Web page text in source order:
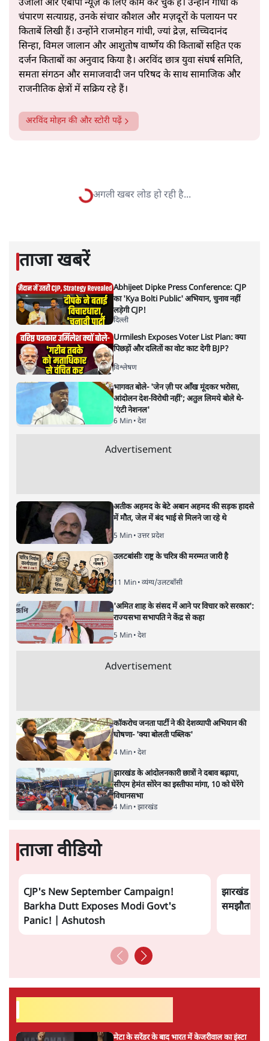
सत्य हिन्दी ऐपडाउनलोडकरें
चालीस वर्षों का अनुभव है। वह जनसत्ता, इंडिया टुडे, हिंदुस्तान, अमर
उजाला और एबीपी न्यूज़ के लिए काम कर चुके हैं। उन्होंने गांधी के
दर्जन किताबों का अनुवाद किया है। अरविंद छात्र युवा संघर्ष समिति,
समता संगठन और समाजवादी जन परिषद के साथ सामाजिक और
राजनीतिक क्षेत्रों में सक्रिय रहे हैं।
अरविंद मोहनकी और स्टोरी पढ़ें
छठे चरण में एनडीए के क़िले में सेंधमारी
कर पाएगा इंडिया गठबंधन?
समी अहमद
लोकसभा चुनाव के छठे चरण में बिहार में आठ सीटों पर 25 मई को
होने वाले मतदान में किसका पलड़ा भारी है? क्या एनडीए पिछले
चुनाव का प्रदर्शन दोहरा पाएगा या फिर इंडिया गठबंधन बाजी मार
लेगा?
चुनाव होना है, उन सभी सीटों पर एनडीए का कब्जा है और इंडिया
गठबंधन पूरी कोशिश कर रहा है कि इस क़िले में सेंधमारी की
जाए। इन आठ सीटों में वाल्मीकि नगर, शिवहर, गोपालगंज, और
सीवान की सीट जदयू के पास है तो पश्चिम चंपारण, पूर्वी चंपारण
और महाराजगंज की सीट भारतीय जनता पार्टी के पास है। आठवीं
सीट वैशाली है जहां से रामविलास पासवान की लोक जनता की
पार्टी ने जीत हासिल की थी।
और शिवहर की सीट सबसे ज्यादा चर्चित है। सीवान में जदयू ने
उम्मीदवार बदल कर विजय लक्ष्मी देवी को टिकट दिया है तो
हैं। यहां से निर्दलीय उम्मीदवार हेना शहाब के कारण यह सीट काफी
चर्चित हो रही है जो पहले राजद के टिकट पर चुनाव हार चुकी हैं
और बाहुबली सांसद मरहूम मोहम्मद शहाबुद्दीन की पत्नी हैं।
और पढ़ें